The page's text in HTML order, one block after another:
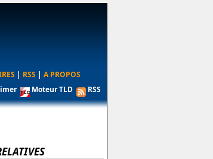
| RSS | A PROPOS
Moteur TLD RSS